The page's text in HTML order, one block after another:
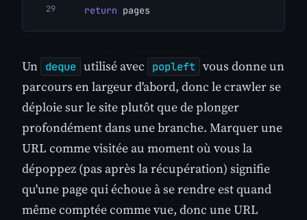
return pages
Un deque utilisé avec popleft vous donne un
parcours en largeur d'abord, donc le crawler se
déploie sur le site plutôt que de plonger
profondément dans une branche. Marquer une
URL comme visitée au moment où vous la
dépoppez (pas après la récupération) signifie
qu'une page qui échoue à se rendre est quand
même comptée comme vue, donc une URL